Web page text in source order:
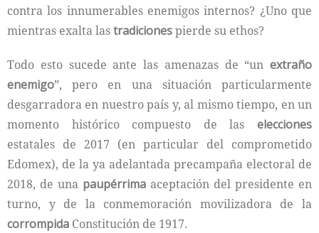
contra los innumerables enemigos internos? ¿Uno que
mientras exalta lastradicionespierde su ethos?
Todo esto sucede ante las amenazas de “un extraño
enemigo”, pero en una situación particularmente
desgarradora en nuestro país y, al mismo tiempo, en un
momento histórico compuesto de las elecciones
estatales de 2017 (en particular del comprometido
Edomex), de la ya adelantada precampaña electoral de
2018, de una paupérrima aceptación del presidente en
turno, y de la conmemoración movilizadora de la
corrompida Constitución de 1917.